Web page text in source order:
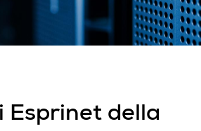
Esprinet della